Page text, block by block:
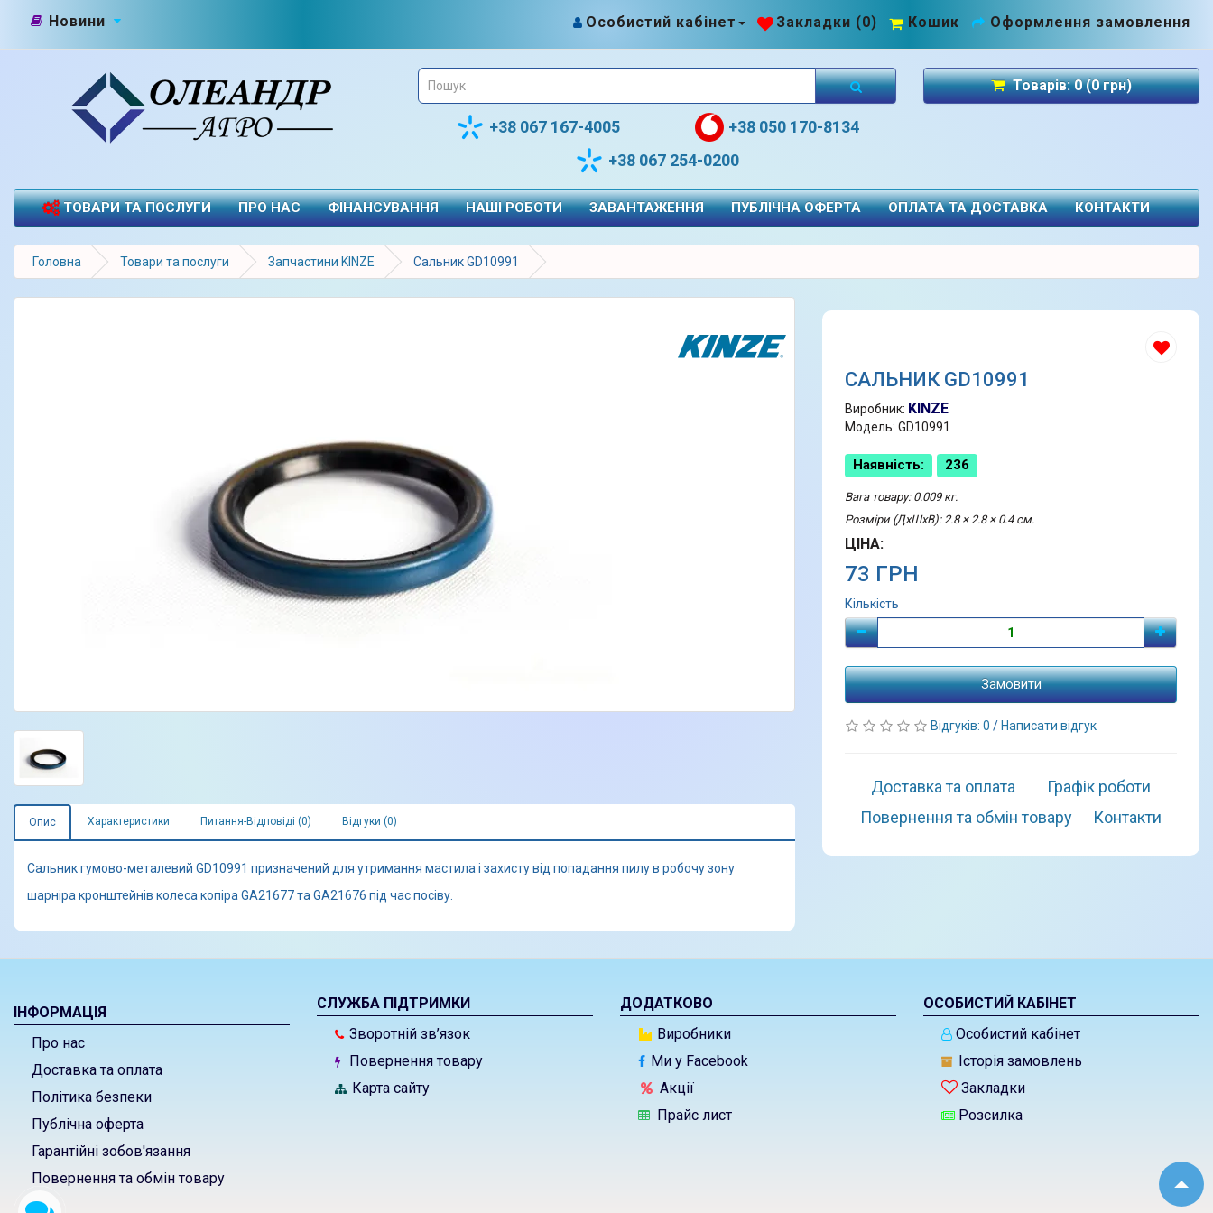
Новини Особистий кабінет Закладки (0) Кошик Оформлення замовлення
+38 067 167-4005
+38 050 170-8134
+38 067 254-0200
Товарів: 0 (0 грн)
ТОВАРИ ТА ПОСЛУГИ ПРО НАС ФІНАНСУВАННЯ НАШІ РОБОТИ ЗАВАНТАЖЕННЯ ПУБЛІЧНА ОФЕРТА ОПЛАТА ТА ДОСТАВКА КОНТАКТИ
Головна Товари та послуги Запчастини KINZE Сальник GD10991
Опис Характеристики Питання-Відповіді (0) Відгуки (0)
Сальник гумово-металевий GD10991 призначений для утримання мастила і захисту від попадання пилу в робочу зону
шарніра кронштейнів колеса копіра GA21677 та GA21676 під час посіву.
САЛЬНИК GD10991
Виробник: KINZE
Модель: GD10991
Наявність: 236
Вага товару: 0.009 кг.
Розміри (ДхШхВ): 2.8 × 2.8 × 0.4 см.
ЦІНА:
73 ГРН
Кількість
Замовити
Відгуків: 0 / Написати відгук
Доставка та оплата
Графік роботи
Повернення та обмін товару
Контакти
ІНФОРМАЦІЯ
Про нас
Доставка та оплата
Політика безпеки
Публічна оферта
Гарантійні зобов'язання
Повернення та обмін товару
СЛУЖБА ПІДТРИМКИ
Зворотній зв’язок
Повернення товару
Карта сайту
ДОДАТКОВО
Виробники
Ми у Facebook
Акції
Прайс лист
ОСОБИСТИЙ КАБІНЕТ
Особистий кабінет
Історія замовлень
Закладки
Розсилка